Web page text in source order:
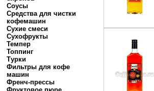
Соусы
Средства для чистки
кофемашин
Сухие смеси
Сухофрукты
Темпер
Топпинг
Турки
Фильтры для кофе
машин
Френч-прессы